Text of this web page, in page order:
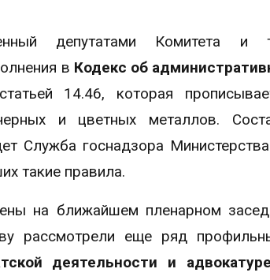
депутатами Комитета и
в Кодекс об
14.46, которая
и цветных металлов.
Служба госнадзора
такие правила.
на ближайшем пленарном
рассмотрели еще ряд
деятельности и